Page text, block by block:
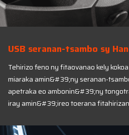
USB seranan-tsambo sy
Tehirizo feno ny fitaovanao kely
miaraka amin&#39;ny seranan-
apetraka eo ambonin&#39;ny
iray amin&#39;ireo toerana